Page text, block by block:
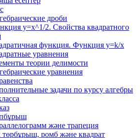
дроби
y=x^1/2. Свойства квадратного
функция. Функция у=k/x
уравнения
теории делимости
уравнения
задачи по курсу алгебры
және трапеция
төрбұрыш, ромб және квадрат